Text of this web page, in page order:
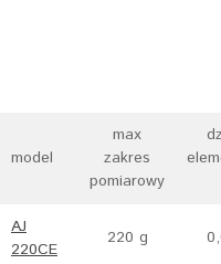
model
max
zakres
pomiarowy
AJ
220CE
220 g